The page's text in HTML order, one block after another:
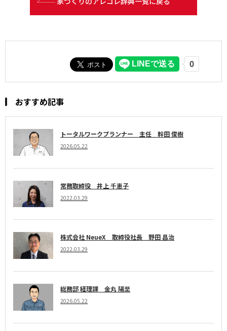
おすすめ記事
トータルワークプランナー 主任 幹田 俊樹
2026.05.22
常務取締役 井上 千恵子
2022.03.29
株式会社 NeueX 取締役社長 野田 昌治
2022.03.29
総務部 経理課 金丸 陽至
2026.05.22